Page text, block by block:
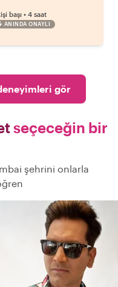
başı • 4 saat
ANINDA ONAYLI
gör
seçeceğin bir
şehrini onlarla